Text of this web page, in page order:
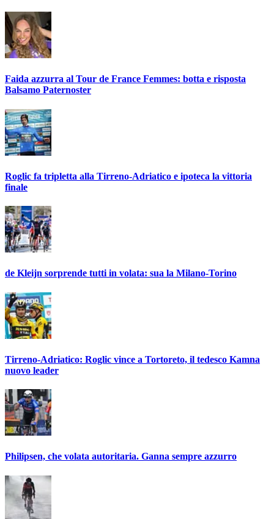
Faida azzurra al Tour de France Femmes: botta e risposta
Balsamo Paternoster
Roglic fa tripletta alla Tirreno-Adriatico e ipoteca la vittoria
finale
de Kleijn sorprende tutti in volata: sua la Milano-Torino
Tirreno-Adriatico: Roglic vince a Tortoreto, il tedesco Kamna
nuovo leader
Philipsen, che volata autoritaria. Ganna sempre azzurro